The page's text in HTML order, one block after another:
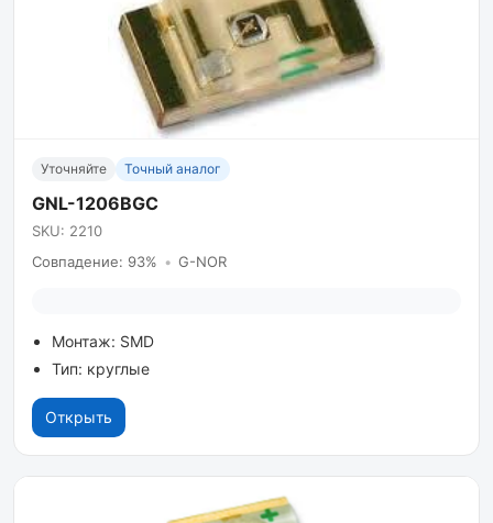
Уточняйте Точный аналог
GNL-1206BGC
SKU: 2210
Совпадение: 93% • G-NOR
Монтаж: SMD
Тип: круглые
Открыть